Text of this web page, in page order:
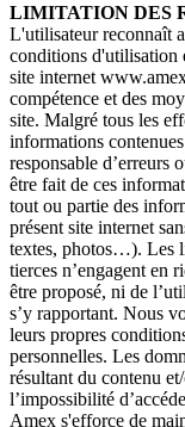
LIMITATION DES
L'utilisateur reconnaît
conditions d'utilisation
site internet
compétence et des
site. Malgré tous les
informations
responsable d’erreurs
être fait de ces
tout ou partie des
présent site internet
textes, photos…). Les
tierces n’engagent en
être proposé, ni de
s’y rapportant. Nous
leurs propres
personnelles. Les
résultant du contenu
l’impossibilité
Amex s'efforce de